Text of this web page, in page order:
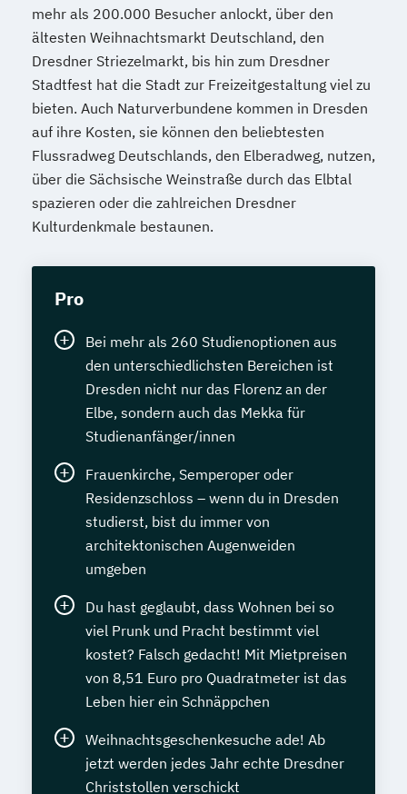
mehr als 200.000 Besucher anlockt, über den
ältesten Weihnachtsmarkt Deutschland, den
Dresdner Striezelmarkt, bis hin zum Dresdner
Stadtfest hat die Stadt zur Freizeitgestaltung viel zu
bieten. Auch Naturverbundene kommen in Dresden
auf ihre Kosten, sie können den beliebtesten
Flussradweg Deutschlands, den Elberadweg, nutzen,
über die Sächsische Weinstraße durch das Elbtal
spazieren oder die zahlreichen Dresdner
Kulturdenkmale bestaunen.
Pro
Bei mehr als 260 Studienoptionen aus
den unterschiedlichsten Bereichen ist
Dresden nicht nur das Florenz an der
Elbe, sondern auch das Mekka für
Studienanfänger/innen
Frauenkirche, Semperoper oder
Residenzschloss – wenn du in Dresden
studierst, bist du immer von
architektonischen Augenweiden
umgeben
Du hast geglaubt, dass Wohnen bei so
viel Prunk und Pracht bestimmt viel
kostet? Falsch gedacht! Mit Mietpreisen
von 8,51 Euro pro Quadratmeter ist das
Leben hier ein Schnäppchen
Weihnachtsgeschenkesuche ade! Ab
jetzt werden jedes Jahr echte Dresdner
Christstollen verschickt